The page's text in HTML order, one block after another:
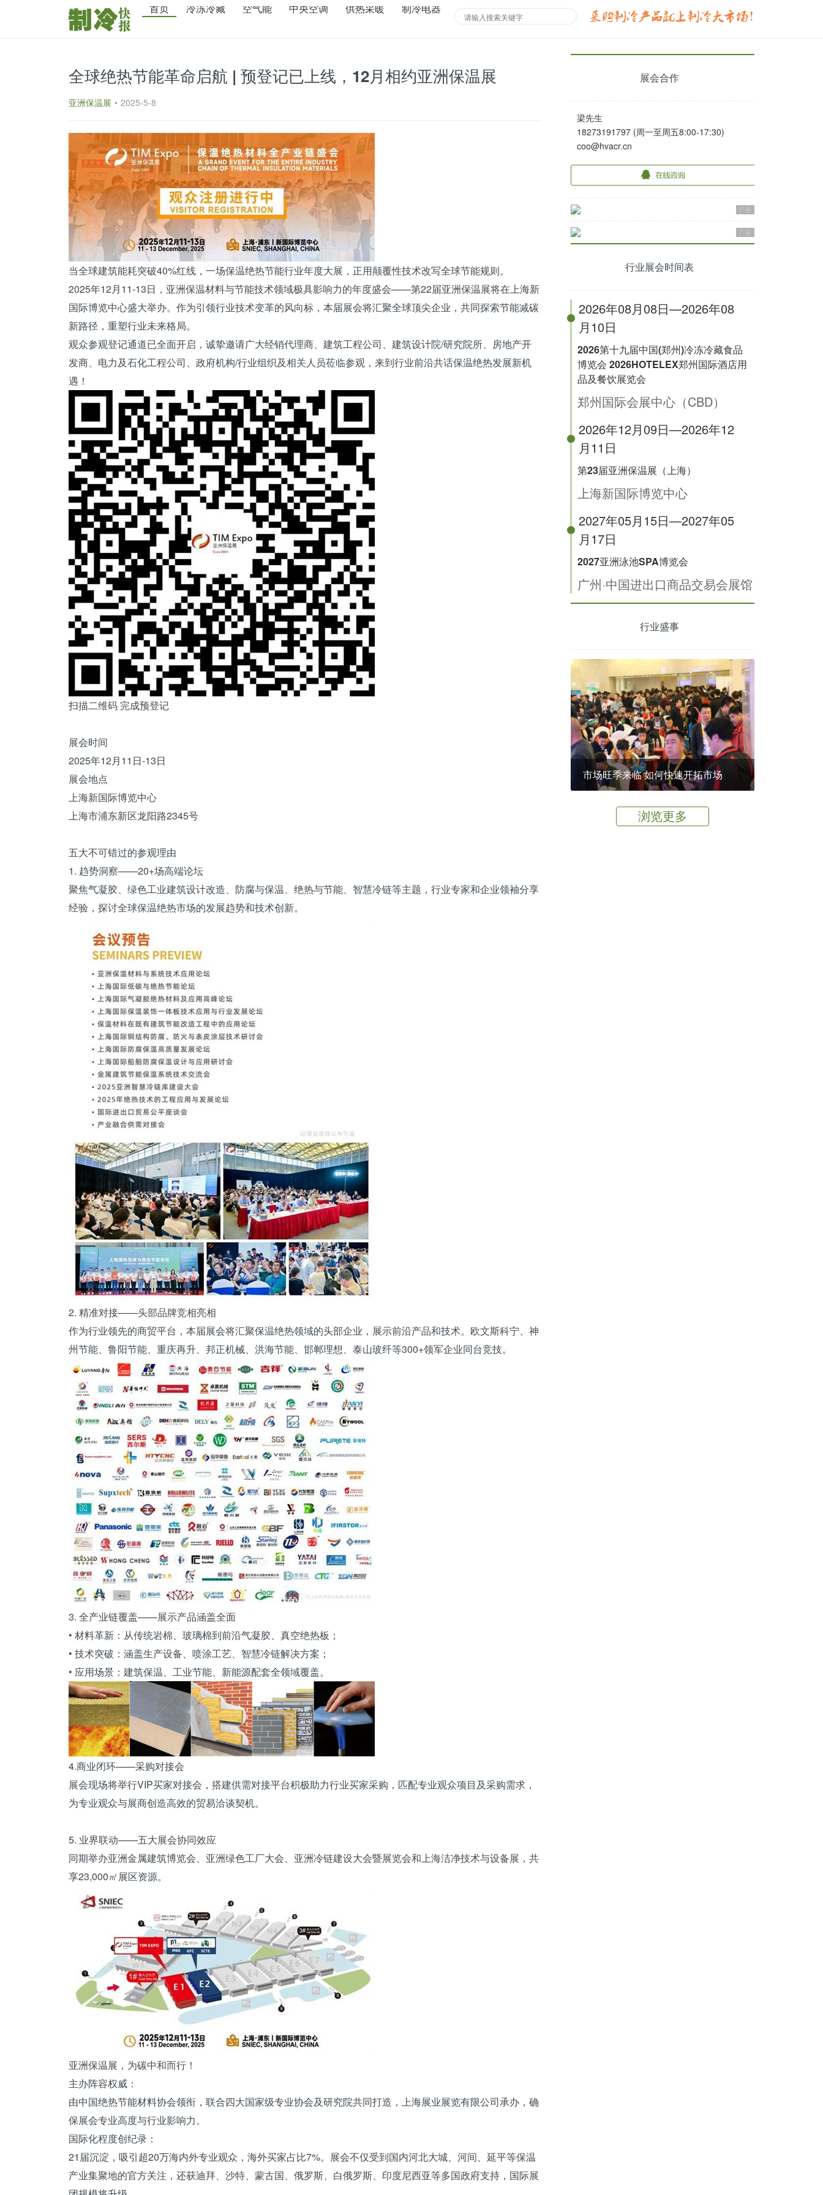
首页 冷冻冷藏 空气能 中央空调 供热采暖 制冷电器
全球绝热节能革命启航 | 预登记已上线，12月相约亚洲保温展
亚洲保温展 • 2025-5-8
当全球建筑能耗突破40%红线，一场保温绝热节能行业年度大展，正用颠覆性技术改写全球节能规则。
2025年12月11-13日，亚洲保温材料与节能技术领域极具影响力的年度盛会——第22届亚洲保温展将在上海新
国际博览中心盛大举办。作为引领行业技术变革的风向标，本届展会将汇聚全球顶尖企业，共同探索节能减碳
新路径，重塑行业未来格局。
观众参观登记通道已全面开启，诚挚邀请广大经销代理商、建筑工程公司、建筑设计院/研究院所、房地产开
发商、电力及石化工程公司、政府机构/行业组织及相关人员莅临参观，来到行业前沿共话保温绝热发展新机
遇！
扫描二维码 完成预登记
展会时间
2025年12月11日-13日
展会地点
上海新国际博览中心
上海市浦东新区龙阳路2345号
五大不可错过的参观理由
1. 趋势洞察——20+场高端论坛
聚焦气凝胶、绿色工业建筑设计改造、防腐与保温、绝热与节能、智慧冷链等主题，行业专家和企业领袖分享
经验，探讨全球保温绝热市场的发展趋势和技术创新。
2. 精准对接——头部品牌竞相亮相
作为行业领先的商贸平台，本届展会将汇聚保温绝热领域的头部企业，展示前沿产品和技术。欧文斯科宁、神
州节能、鲁阳节能、 重庆再升、邦正机械、洪海节能、邯郸理想、泰山玻纤等300+领军企业同台竞技。
3. 全产业链覆盖——展示产品涵盖全面
• 材料革新：从传统岩棉、玻璃棉到前沿气凝胶、真空绝热板；
• 技术突破：涵盖生产设备、喷涂工艺、智慧冷链解决方案；
• 应用场景：建筑保温、工业节能、新能源配套全领域覆盖。
4.商业闭环——采购对接会
展会现场将举行VIP买家对接会，搭建供需对接平台积极助力行业买家采购，匹配专业观众项目及采购需求，
为专业观众与展商创造高效的贸易洽谈契机。
5. 业界联动——五大展会协同效应
同期举办亚洲金属建筑博览会、亚洲绿色工厂大会、亚洲冷链建设大会暨展览会和上海洁净技术与设备展，共
享23,000㎡展区资源。
亚洲保温展，为碳中和而行！
主办阵容权威：
由中国绝热节能材料协会领衔，联合四大国家级专业协会及研究院共同打造，上海展业展览有限公司承办，确
保展会专业高度与行业影响力。
国际化程度创纪录：
21届沉淀，吸引超20万海内外专业观众，海外买家占比7%。展会不仅受到国内河北大城、河间、延平等保温
产业集聚地的官方关注，还获迪拜、沙特、蒙古国、俄罗斯、白俄罗斯、印度尼西亚等多国政府支持，国际展
展会合作
梁先生
18273191797 (周一至周五8:00-17:30)
coo@hvacr.cn
广告
广告
行业展会时间表
2026年08月08日—2026年08
月10日
2026第十九届中国(郑州)冷冻冷藏食品
博览会 2026HOTELEX郑州国际酒店用
品及餐饮展览会
郑州国际会展中心（CBD）
2026年12月09日—2026年12
月11日
第23届亚洲保温展（上海）
上海新国际博览中心
2027年05月15日—2027年05
月17日
2027亚洲泳池SPA博览会
广州·中国进出口商品交易会展馆
行业盛事
市场旺季来临 如何快速开拓市场
浏览更多